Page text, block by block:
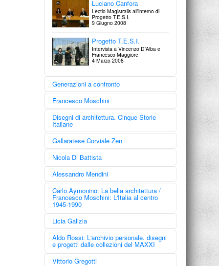
Lo sguardo di Ulisse
Architetture
28 Maggio 2008
Luciano Canfora
Lectio Magistralis all'interno di
Progetto T.E.S.I.
9 Giugno 2008
Progetto T.E.S.I.
Intervista a Vincenzo D'Alba e
Francesco Maggiore
4 Marzo 2008
Generazioni a confronto
Francesco Moschini
Disegni di architettura. Cinque Storie
Italiane
Gallaratese Corviale Zen
Nicola Di Battista
Alessandro Mendini
Carlo Aymonino: La bella architettura /
Francesco Moschini: L'Italia al centro
1945-1990
Licia Galizia
Aldo Rossi: L'archivio personale. disegni
e progetti dalle collezioni del MAXXI
Vittorio Gregotti